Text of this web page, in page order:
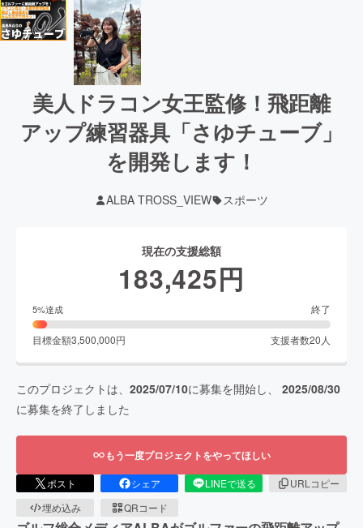
美人ドラコン女王監修！飛距離
アップ練習器具「さゆチューブ」
を開発します！
ALBA TROSS_VIEW スポーツ
現在の支援総額
183,425円
5%達成 終了
目標金額3,500,000円 支援者数20 人
このプロジェクトは、 2025/07/10に募集を開始し、 2025/08/30
に募集を終了しました
もう一度プロジェクトをやってほしい
ポスト シェア LINEで送る
URLコピー
埋め込み
QRコード